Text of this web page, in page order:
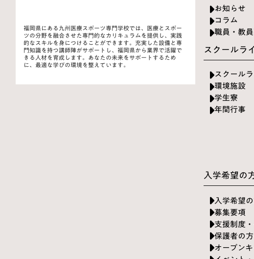
福岡県にある九州医療スポーツ専門学校では、医療とスポー
ツの分野を融合させた専門的なカリキュラムを提供し、実践
的なスキルを身につけることができます。充実した設備と専
門知識を持つ講師陣がサポートし、福岡県から業界で活躍で
きる人材を育成します。あなたの未来をサポートするため
に、最適な学びの環境を整えています。
お知らせ
コラム
職員・教
スクールラ
スクール
環境施設
学生寮
年間行事
入学希望の
入学希望
募集要項
支援制度
保護者の
オープン